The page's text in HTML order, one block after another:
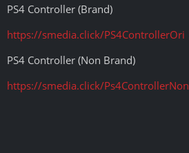
PS4 Controller (Brand)
https://smedia.click/PS4ControllerOri
PS4 Controller (Non Brand)
https://smedia.click/Ps4ControllerNon